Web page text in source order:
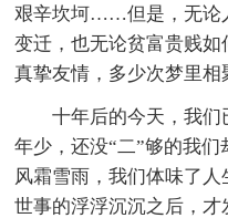
艰辛坎坷……但是，无论
变迁，也无论贫富贵贱
真挚友情，多少次梦里
十年后的今天，我
年少，还没“二”够的我
风霜雪雨，我们体味了
世事的浮浮沉沉之后，